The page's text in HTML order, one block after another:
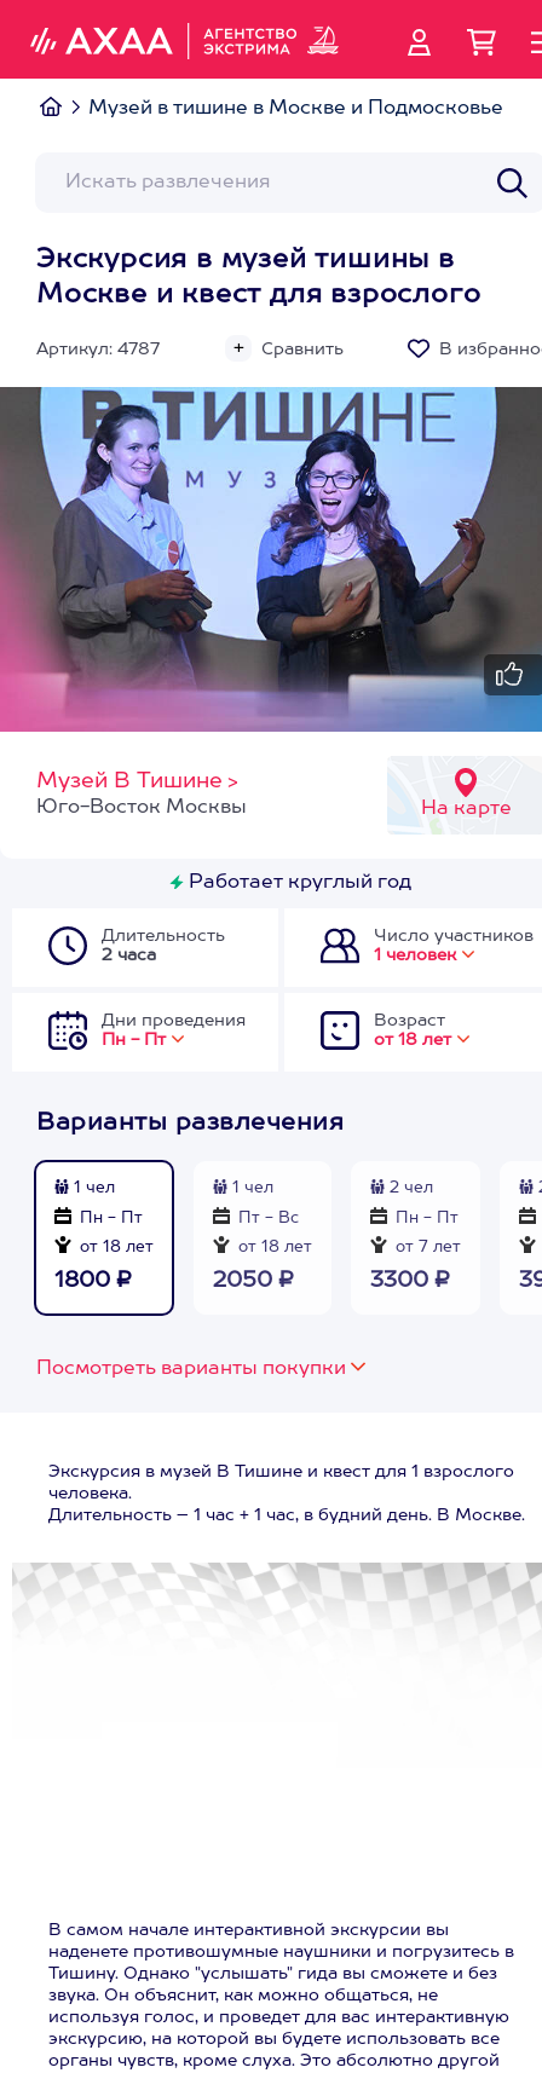
Музей в тишине в Москве и Подмосковье
Экскурсия в музей тишины в
Москве и квест для взрослого
Артикул: 4787 Сравнить В
Музей В Тишине >
На карте
Юго-Восток Москвы
Работает круглый год
Длительность
2 часа
Число участников
1 человек
Дни проведения
Пн - Пт
Возраст
от 18 лет
Варианты развлечения
1 чел
Пн - Пт
от 18 лет
1800 ₽
1 чел
Пт - Вс
от 18 лет
2050 ₽
2 чел
Пн - Пт
от 7 лет
3300 ₽
Посмотреть варианты покупки
Экскурсия в музей В Тишине и квест для 1 взрослого
человека.
Длительность – 1 час + 1 час, в будний день. В Москве.
В самом начале интерактивной экскурсии вы
наденете противошумные наушники и погрузитесь в
Тишину. Однако "услышать" гида вы сможете и без
звука. Он объяснит, как можно общаться, не
используя голос, и проведет для вас интерактивную
экскурсию, на которой вы будете использовать все
органы чувств, кроме слуха. Это абсолютно другой